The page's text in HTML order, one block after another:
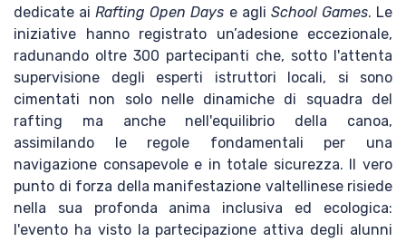
dedicate aiRafting Open Days e agli School Games. Le
iniziative hanno registrato un’adesione eccezionale,
radunando oltre 300 partecipanti che, sotto l'attenta
supervisione degli esperti istruttori locali, si sono
cimentati non solo nelle dinamiche di squadra del
rafting ma anche nell'equilibrio della canoa,
assimilando le regole fondamentali per una
navigazione consapevole e in totale sicurezza. Il vero
punto di forza della manifestazione valtellinese risiede
nella sua profonda anima inclusiva ed ecologica:
l'evento ha visto la partecipazione attiva degli alunni